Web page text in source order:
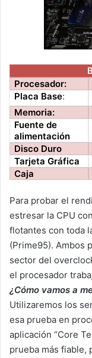
Procesador:
Placa Base:
Memoria:
Fuente de
alimentación
Disco Duro
Tarjeta Gráfica
Caja
Para probar el
estresar la CPU
flotantes con toda
(Prime95). Ambos
sector del
el procesador
¿Cómo vamos a
Utilizaremos los
esa prueba en
aplicación “Core
prueba más fiable,